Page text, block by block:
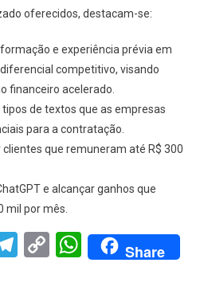
oferecidos, destacam-se:
e experiência prévia em
competitivo, visando
financeiro acelerado.
de textos que as empresas
para a contratação.
que remuneram até R$ 300
e alcançar ganhos que
mil por mês.
Telegram
CopyWhatsApp
Share